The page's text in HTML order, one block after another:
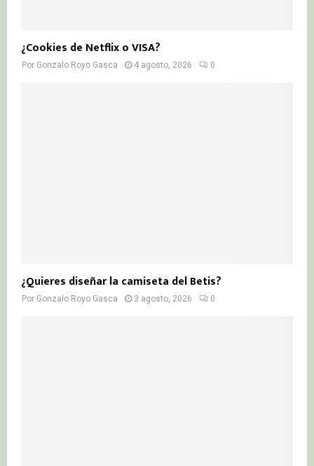
¿Cookies de Netflix o VISA?
Por Gonzalo Royo Gasca 4 agosto, 2026 0
¿Quieres diseñar la camiseta del Betis?
Por Gonzalo Royo Gasca 3 agosto, 2026 0